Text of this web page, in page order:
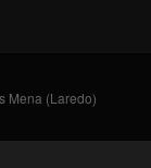
Mena (Laredo)